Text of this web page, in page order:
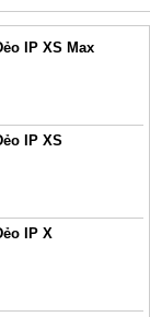
IP XS Max
IP XS
IP X